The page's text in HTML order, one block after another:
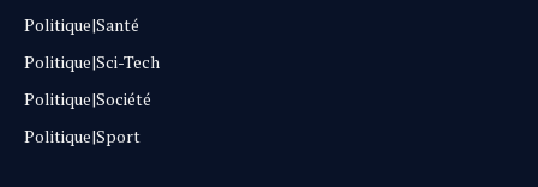
Politique|Santé
Politique|Sci-Tech
Politique|Société
Politique|Sport